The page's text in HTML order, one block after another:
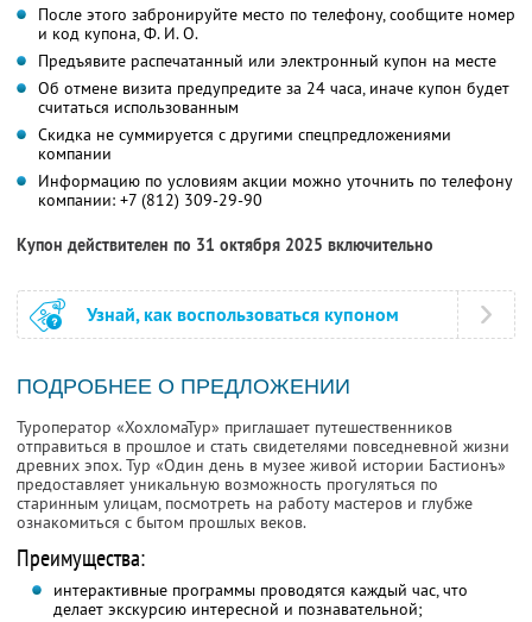
После этого забронируйте место по телефону, сообщите номер
и код купона,Ф. И. О.
Предъявите распечатанный или электронный купон на месте
Об отмене визита предупредите за 24 часа, иначе купон будет
считаться использованным
Скидка не суммируется с другими спецпредложениями
компании
Информацию по условиям акции можно уточнить по телефону
компании: +7 (812) 309-29-90
Купон действителен по 31 октября 2025 включительно
Узнай, как воспользоваться купоном
ПОДРОБНЕЕ О ПРЕДЛОЖЕНИИ
Туроператор «ХохломаТур» приглашает путешественников
отправиться в прошлое и стать свидетелями повседневной жизни
древних эпох. Тур «Один день в музее живой истории Бастионъ»
предоставляет уникальную возможность прогуляться по
старинным улицам, посмотреть на работу мастеров и глубже
ознакомиться с бытом прошлых веков.
Преимущества:
интерактивные программы проводятся каждый час, что
делает экскурсию интересной и познавательной;